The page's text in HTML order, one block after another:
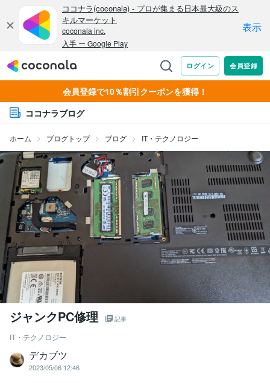
会員登録で10％割引クーポンを獲得！
ココナラブログ
ホーム ブログトップ ブログ IT・テクノロジー
ジャンクPC修理 記事
IT・テクノロジー
デカブツ
2023/05/06 12:46